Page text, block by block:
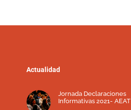
Actualidad
Jornada Declaraciones
Informativas 2021- AEAT